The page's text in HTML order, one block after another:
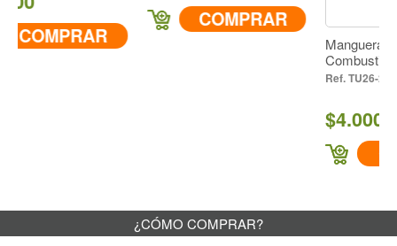
COMPRAR
Manguera Retorno
Combustible Motor
TU26-2-73
¿CÓMO COMPRAR?